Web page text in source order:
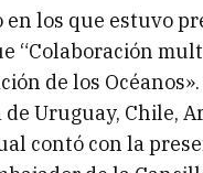
en los que estuvo
“Colaboración
de los
Uruguay, Chile,
contó con la